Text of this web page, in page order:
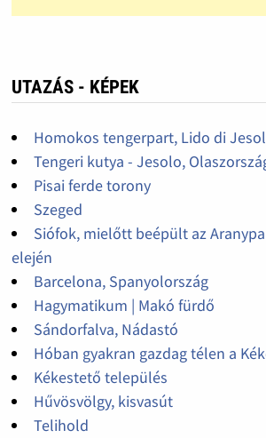
UTAZÁS - KÉPEK
Homokos tengerpart, Lido di
Tengeri kutya - Jesolo,
Pisai ferde torony
Szeged
Siófok, mielőtt beépült az
elején
Barcelona, Spanyolország
Hagymatikum | Makó fürdő
Sándorfalva, Nádastó
Hóban gyakran gazdag télen a
Kékestető település
Hűvösvölgy, kisvasút
Telihold